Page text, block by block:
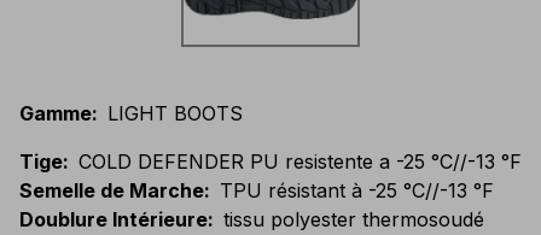
Gamme: LIGHT BOOTS
Tige: COLD DEFENDER PU resistente a -25 °C//-13 °F
Semelle de Marche: TPU résistant à -25 °C//-13 °F
Doublure Intérieure: tissu polyester thermosoudé